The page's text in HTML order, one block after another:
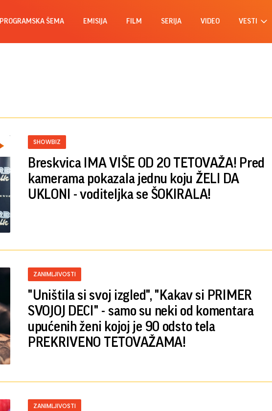
PROGRAMSKA ŠEMA EMISIJA FILM SERIJA VIDEO VESTI
SHOWBIZ
Breskvica IMA VIŠE OD 20 TETOVAŽA! Pred
kamerama pokazala jednu koju ŽELI DA
UKLONI - voditeljka se ŠOKIRALA!
ZANIMLJIVOSTI
"Uništila si svoj izgled", "Kakav si PRIMER
SVOJOJ DECI" - samo su neki od komentara
upućenih ženi kojoj je 90 odsto tela
PREKRIVENO TETOVAŽAMA!
ZANIMLJIVOSTI